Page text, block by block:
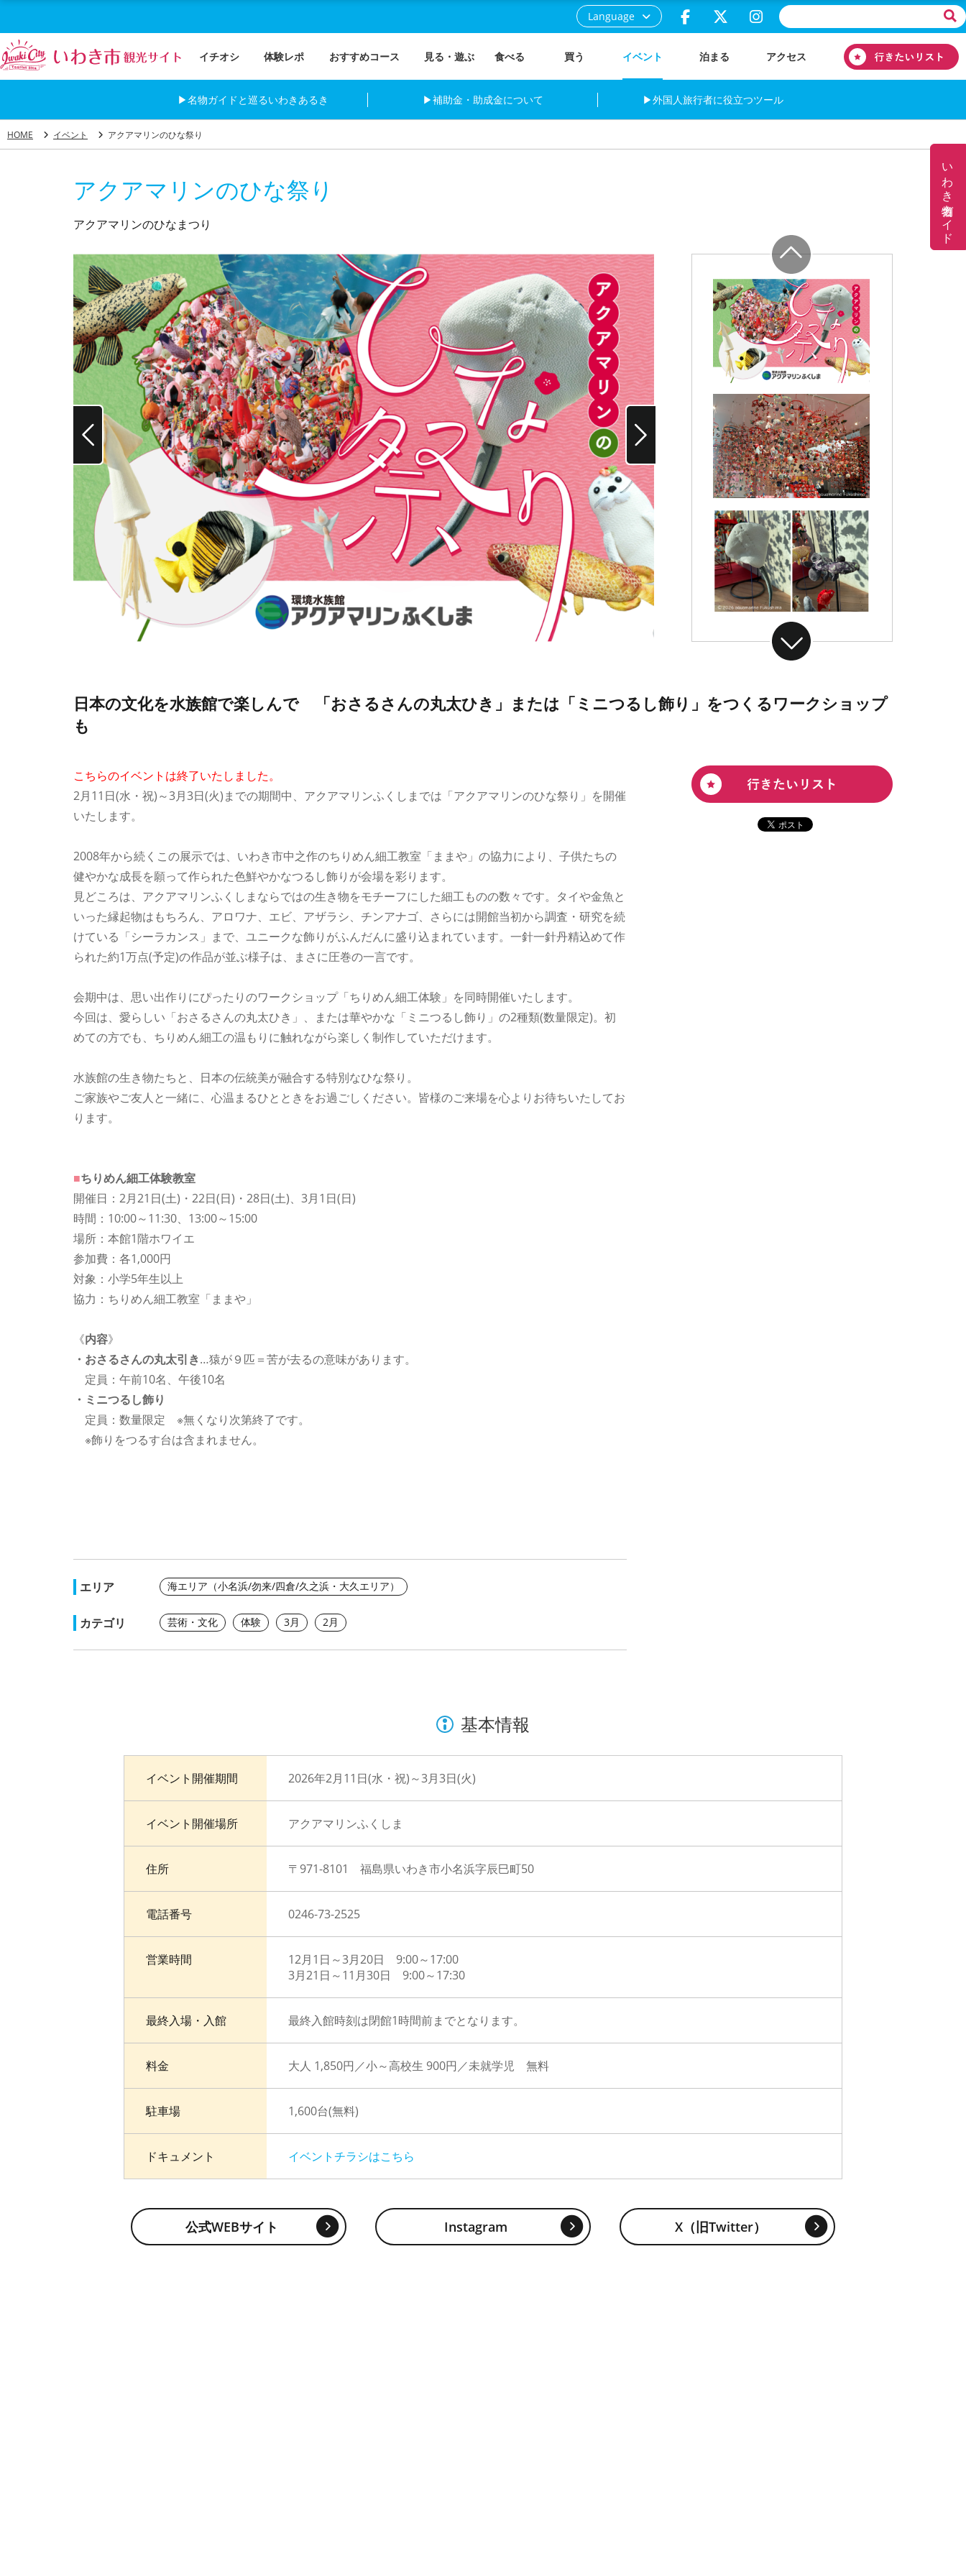
Language
イチオシ 体験レポ おすすめコース 見る・遊ぶ 食べる 買う イベント 泊まる アクセス
▶名物ガイドと巡るいわきあるき ▶補助金・助成金について ▶外国人旅行者に役立つツール
いわき名物ガイド
HOME イベント アクアマリンのひな祭り
アクアマリンのひな祭り
アクアマリンのひなまつり
日本の文化を水族館で楽しんで 「おさるさんの丸太ひき」または「ミニつるし飾り」をつくるワークショップ
も
こちらのイベントは終了いたしました。
2月11日(水・祝)～3月3日(火)までの期間中、アクアマリンふくしまでは「アクアマリンのひな祭り」を開催
いたします。
2008年から続くこの展示では、いわき市中之作のちりめん細工教室「ままや」の協力により、子供たちの
健やかな成長を願って作られた色鮮やかなつるし飾りが会場を彩ります。
見どころは、アクアマリンふくしまならではの生き物をモチーフにした細工ものの数々です。タイや金魚と
いった縁起物はもちろん、アロワナ、エビ、アザラシ、チンアナゴ、さらには開館当初から調査・研究を続
けている「シーラカンス」まで、ユニークな飾りがふんだんに盛り込まれています。一針一針丹精込めて作
られた約1万点(予定)の作品が並ぶ様子は、まさに圧巻の一言です。
会期中は、思い出作りにぴったりのワークショップ「ちりめん細工体験」を同時開催いたします。
今回は、愛らしい「おさるさんの丸太ひき」、または華やかな「ミニつるし飾り」の2種類(数量限定)。初
めての方でも、ちりめん細工の温もりに触れながら楽しく制作していただけます。
水族館の生き物たちと、日本の伝統美が融合する特別なひな祭り。
ご家族やご友人と一緒に、心温まるひとときをお過ごしください。皆様のご来場を心よりお待ちいたしてお
ります。
■ちりめん細工体験教室
開催日：2月21日(土)・22日(日)・28日(土)、3月1日(日)
時間：10:00～11:30、13:00～15:00
場所：本館1階ホワイエ
参加費：各1,000円
対象：小学5年生以上
協力：ちりめん細工教室「ままや」
《内容》
・おさるさんの丸太引き…猿が９匹＝苦が去るの意味があります。
定員：午前10名、午後10名
・ミニつるし飾り
定員：数量限定 ※無くなり次第終了です。
※飾りをつるす台は含まれません。
エリア 海エリア（小名浜/勿来/四倉/久之浜・大久エリア）
カテゴリ 芸術・文化 体験 3月 2月
基本情報
イベント開催期間 2026年2月11日(水・祝)～3月3日(火)
イベント開催場所 アクアマリンふくしま
住所 〒971-8101 福島県いわき市小名浜字辰巳町50
電話番号 0246-73-2525
営業時間
12月1日～3月20日 9:00～17:00
3月21日～11月30日 9:00～17:30
最終入場・入館 最終入館時刻は閉館1時間前までとなります。
料金 大人 1,850円／小～高校生 900円／未就学児 無料
駐車場 1,600台(無料)
ドキュメント イベントチラシはこちら
公式WEBサイト Instagram X（旧Twitter）